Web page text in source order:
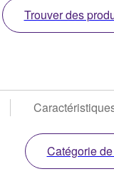
Trouver des
Catégorie